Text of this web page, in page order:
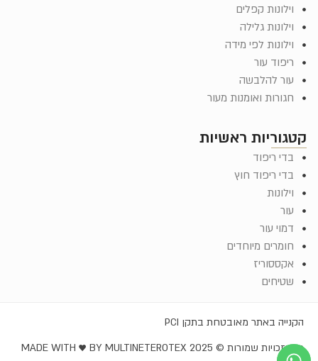
קטגוריות ראשיות
בדי ריפוד
בדי ריפוד חוץ
וילונות
עור
דמוי עור
חומרים מיוחדים
אקססוריז
שטיחים
וילונות קפלים
וילונות גלילה
וילונות לפי מידה
ריפוד עור
עור להלבשה
חגורות ואומנות מעור
הקנייה באתר מאובטחת בתקן PCI
כל הזכויות שמורות © EROTEX 2025
MADE WITH ♥️ BY MULTINET